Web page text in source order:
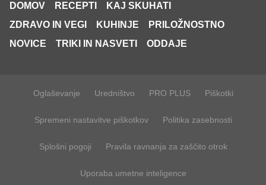
DOMOV RECEPTI
KAJ SKUHATI
ZDRAVO IN VEGI
KUHINJE
PRILOŽNOSTNO
NOVICE
TRIKI IN NASVETI ODDAJE
Oglaševanje Uredništvo PRO PLUS Piškotki
Spremeni nastavitve piškotkov Politika zasebnosti
Splošni pogoji Pravila ravnanja za zaščito otrok
Uporaba umetne inteligence